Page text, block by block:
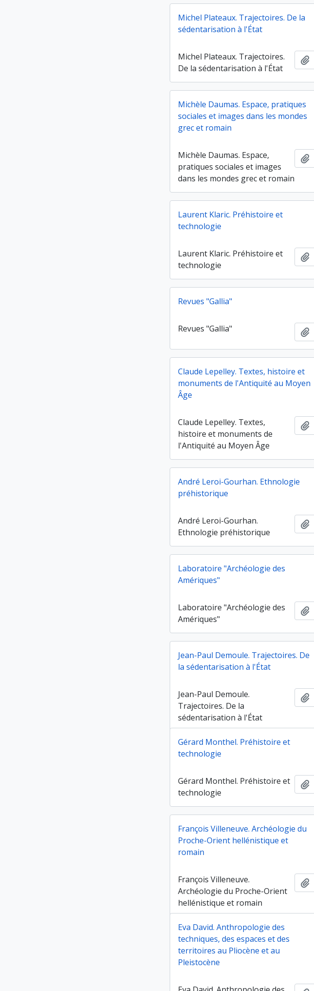
Michel Plateaux. Trajectoires. De la
sédentarisation à l'État
Michel Plateaux. Trajectoires.
De la sédentarisation à l'État
Michèle Daumas. Espace, pratiques
sociales et images dans les mondes
grec et romain
Michèle Daumas. Espace,
pratiques sociales et images
dans les mondes grec et romain
Laurent Klaric. Préhistoire et
technologie
Laurent Klaric. Préhistoire et
technologie
Revues "Gallia"
Revues "Gallia"
Claude Lepelley. Textes, histoire et
monuments de l'Antiquité au Moyen
Âge
Claude Lepelley. Textes,
histoire et monuments de
l'Antiquité au Moyen Âge
André Leroi-Gourhan. Ethnologie
préhistorique
André Leroi-Gourhan.
Ethnologie préhistorique
Laboratoire "Archéologie des
Amériques"
Laboratoire "Archéologie des
Amériques"
Jean-Paul Demoule. Trajectoires. De
la sédentarisation à l'État
Jean-Paul Demoule.
Trajectoires. De la
sédentarisation à l'État
Gérard Monthel. Préhistoire et
technologie
Gérard Monthel. Préhistoire et
technologie
François Villeneuve. Archéologie du
Proche-Orient hellénistique et
romain
François Villeneuve.
Archéologie du Proche-Orient
hellénistique et romain
Eva David. Anthropologie des
techniques, des espaces et des
territoires au Pliocène et au
Pleistocène